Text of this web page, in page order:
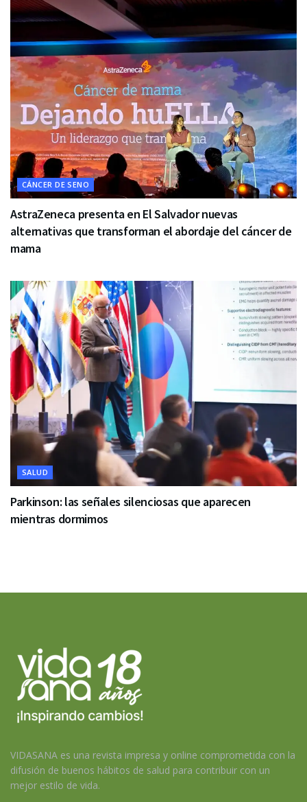
CÁNCER DE SENO
AstraZeneca presenta en El Salvador nuevas
alternativas que transforman el abordaje del cáncer de
mama
SALUD
Parkinson: las señales silenciosas que aparecen
mientras dormimos
VIDASANA es una revista impresa y online comprometida con la
difusión de buenos hábitos de salud para contribuir con un
mejor estilo de vida.